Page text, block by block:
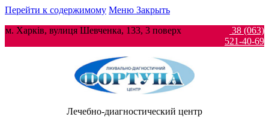
Перейти к содержимому Меню Закрыть
м. Харків, вулиця Шевченка, 133, 3 поверх
38 (063)
521-40-69
Лечебно-диагностический центр